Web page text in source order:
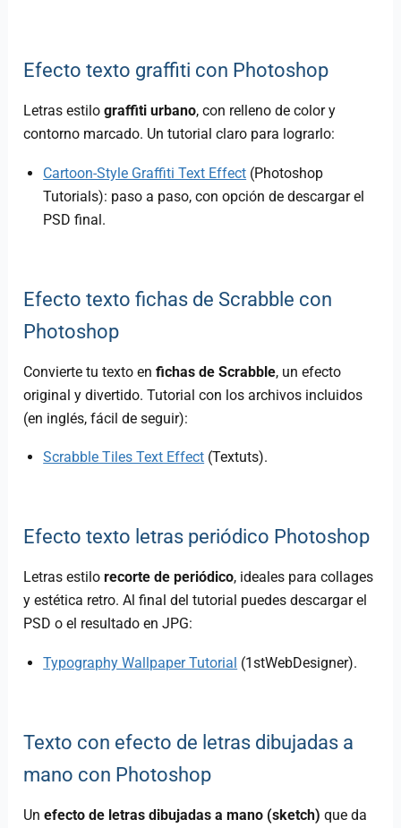
Efecto texto graffiti con Photoshop
Letras estilograffiti urbano, con relleno de color y
contorno marcado. Un tutorial claro para lograrlo:
Cartoon-Style Graffiti Text Effect (Photoshop
Tutorials): paso a paso, con opción de descargar el
PSD final.
Efecto texto fichas de Scrabble con
Photoshop
Convierte tu texto enfichas de Scrabble, un efecto
original y divertido. Tutorial con los archivos incluidos
(en inglés, fácil de seguir):
Scrabble Tiles Text Effect (Textuts).
Efecto texto letras periódico Photoshop
Letras estilorecorte de periódico, ideales para collages
y estética retro. Al final del tutorial puedes descargar el
PSD o el resultado en JPG:
Typography Wallpaper Tutorial (1stWebDesigner).
Texto con efecto de letras dibujadas a
mano con Photoshop
Unefecto de letras dibujadas a mano (sketch) que da